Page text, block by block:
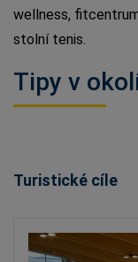
wellness,
stolní tenis.
Tipy v
Turistické cíle